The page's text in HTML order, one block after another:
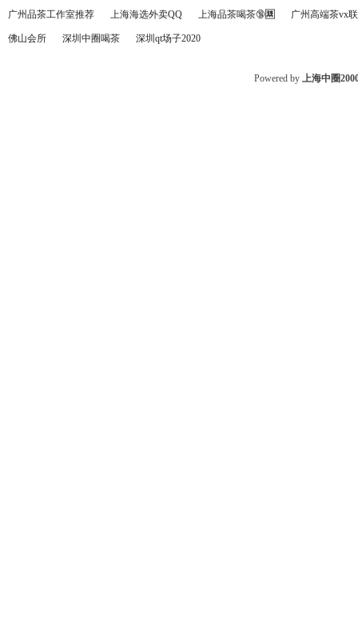
广州品茶工作室推荐 上海海选外卖QQ 上海品茶喝茶🔞🈲️ 广州高端茶vx
佛山会所 深圳中圈喝茶 深圳qt场子2020
Powered by 上海中圈